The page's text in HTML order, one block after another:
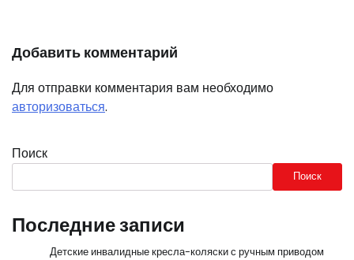
Добавить комментарий
Для отправки комментария вам необходимо
авторизоваться.
Поиск
Поиск
Последние записи
Детские инвалидные кресла-коляски с ручным приводом